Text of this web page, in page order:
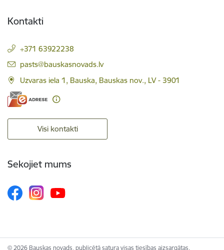
Kontakti
+371 63922238
E-pasts:
pasts@bauskasnovads.lv
Uzvaras iela 1, Bauska, Bauskas nov., LV - 3901
Visi kontakti
Sekojiet mums
© 2026 Bauskas novads, publicētā satura visas tiesības aizsargātas.